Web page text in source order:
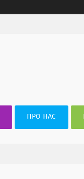
ПРО НАС